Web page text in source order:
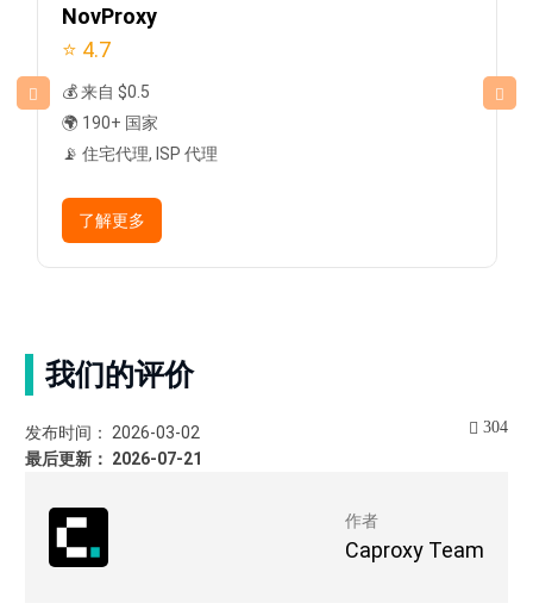
NovProxy
⭐ 4.7
💰 来自 $0.5
🌍 190+ 国家
📡 住宅代理, ISP 代理
了解更多
我们的评价
作者
Caproxy Team
发布时间： 2026-03-02
最后更新： 2026-07-21
304